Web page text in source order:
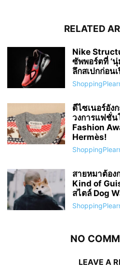
RELATED
Nike
ซัพพอร์ตที่ ‘นุ่
ลึกสเปกก่อน
ดีไซเนอร์อัง
วงการแฟชั่น
Fashion
Hermès!
สายหมาต้อง
Kind of
สไตล์ Dog
NO
LEAVE A